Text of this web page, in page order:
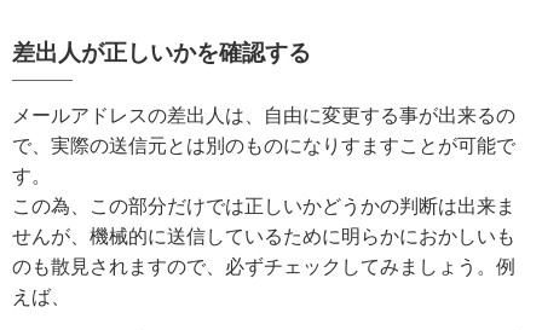
差出人が正しいかを確認する
メールアドレスの差出人は、自由に変更する事が出来るの
で、実際の送信元とは別のものになりすますことが可能で
す。
この為、この部分だけでは正しいかどうかの判断は出来ま
せんが、機械的に送信しているために明らかにおかしいも
のも散見されますので、必ずチェックしてみましょう。例
えば、